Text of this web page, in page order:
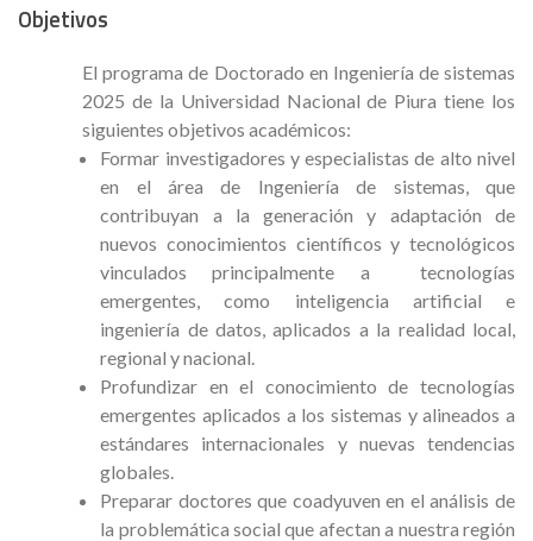
Objetivos
El programa de Doctorado en Ingeniería de sistemas
2025 de la Universidad Nacional de Piura tiene los
siguientes objetivos académicos:
Formar investigadores y especialistas de alto nivel
en el área de Ingeniería de sistemas, que
contribuyan a la generación y adaptación de
nuevos conocimientos científicos y tecnológicos
vinculados principalmente a tecnologías
emergentes, como inteligencia artificial e
ingeniería de datos, aplicados a la realidad local,
regional y nacional.
Profundizar en el conocimiento de tecnologías
emergentes aplicados a los sistemas y alineados a
estándares internacionales y nuevas tendencias
globales.
Preparar doctores que coadyuven en el análisis de
la problemática social que afectan a nuestra región